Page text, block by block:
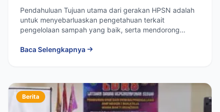
Negeri 1 Bukateja
Pendahuluan Tujuan utama dari gerakan HPSN adalah
untuk menyebarluaskan pengetahuan terkait
pengelolaan sampah yang baik, serta mendorong
Baca Selengkapnya
Berita